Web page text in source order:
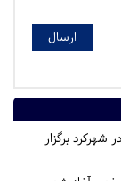
شهرکرد برگزار